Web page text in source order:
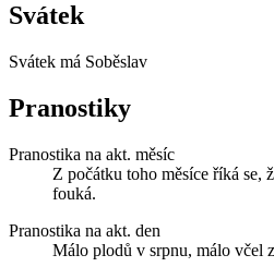
Svátek
Svátek má Soběslav
Pranostiky
Pranostika na akt. měsíc
Z počátku toho měsíce říká se,
fouká.
Pranostika na akt. den
Málo plodů v srpnu, málo včel